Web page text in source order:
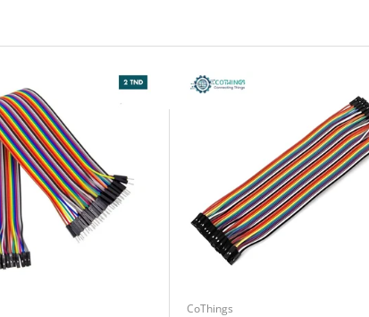
contre surcharge, court-circuit et fuite à la terre
CoThings